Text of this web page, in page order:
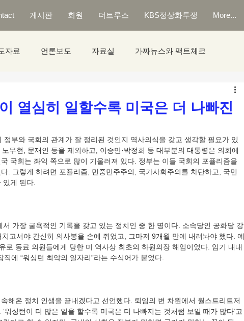
게시판 회원 더트루스 KBS정상화투쟁 More...
자료 언론보도 자료실 가짜뉴스와 팩트체크
열심히 일할수록 미국은 더 나빠진
무현, 문재인 등을 제외하고, 이승만·박정희 등 대부분의 대통령은 의회에
국회는 좌익 쪽으로 많이 기울러져 있다. 정부는 이들 국회의 포퓰리즘을
. 그렇게 하려면 포퓰리즘, 민중민주주의, 국가사회주의를 차단하고, 국민
고서야 간신히 의사봉을 손에 쥐었고, 그마저 9개월 만에 내려놔야 했다. 예
로 동료 의원들에게 당한 미 역사상 최초의 하원의장 해임이었다. 임기 내내
워싱턴이 더 많은 일을 할수록 미국은 더 나빠지는 것처럼 보일 때가 많다’고